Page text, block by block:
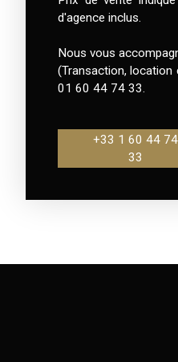
d'agence inclus.
Nous vous
(Transaction, location
01 60 44 74 33.
+33 1 60 44 74
33